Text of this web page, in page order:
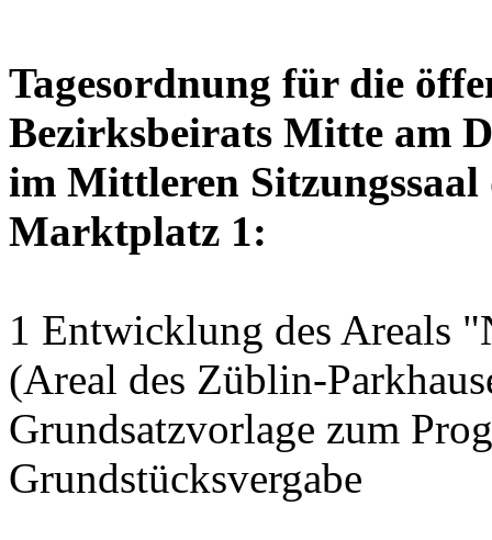
Tagesordnung für die
Bezirksbeirats Mitte am
im Mittleren Sitzungssaal
Marktplatz 1:
1 Entwicklung des Areals
(Areal des Züblin-
Grundsatzvorlage zum
Grundstücksvergabe